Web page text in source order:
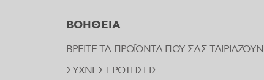
ΒΟΗΘΕΙΑ
ΒΡΕΙΤΕ ΤΑ ΠΡΟΪΟΝΤΑ ΠΟΥ ΣΑΣ ΤΑΙΡΙΑΖΟΥΝ
ΣΥΧΝΕΣ ΕΡΩΤΗΣΕΙΣ